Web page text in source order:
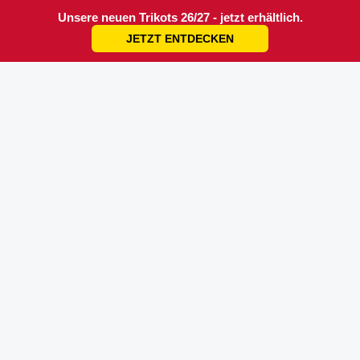
Unsere neuen Trikots 26/27 - jetzt erhältlich.
JETZT ENTDECKEN